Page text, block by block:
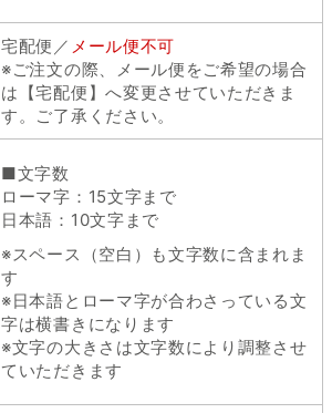
宅配便／ メール便不可
※ご注文の際、メール便をご希望の場合
は【宅配便】へ変更させていただきま
す。ご了承ください。
■文字数
ローマ字：15文字まで
日本語：10文字まで
※スペース（空白）も文字数に含まれま
す
※日本語とローマ字が合わさっている文
字は横書きになります
※文字の大きさは文字数により調整させ
ていただきます